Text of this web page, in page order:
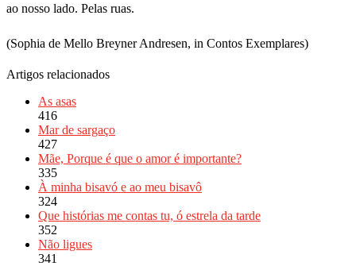
ao nosso lado. Pelas ruas.
(Sophia de Mello Breyner Andresen, in Contos Exemplares)
Artigos relacionados
As asas
416
Mar de sargaço
427
Mãe, Porque é que o amor é importante?
335
À minha bisavó e ao meu bisavô
324
Que histórias me contas tu, ó estrela da tarde
352
Não ligues
341